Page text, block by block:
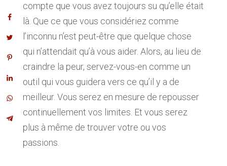
compte que vous avez toujours su qu’elle était
là. Que ce que vous considériez comme
l’inconnu n’est peut-être que quelque chose
qui n’attendait qu’à vous aider. Alors, au lieu de
craindre la peur, servez-vous-en comme un
outil qui vous guidera vers ce qu’il y a de
meilleur. Vous serez en mesure de repousser
continuellement vos limites. Et vous serez
plus à même de trouver votre ou vos
passions.